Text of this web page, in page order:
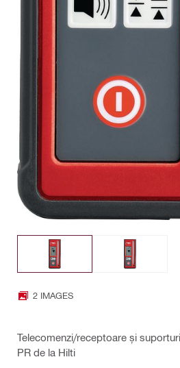
2 IMAGES
Telecomenzi/receptoare și
PR de la Hilti